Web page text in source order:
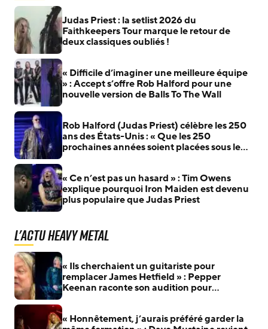
Judas Priest : la setlist 2026 du
Faithkeepers Tour marque le retour de
deux classiques oubliés !
« Difficile d’imaginer une meilleure équipe
» : Accept s’offre Rob Halford pour une
nouvelle version de Balls To The Wall
Rob Halford (Judas Priest) célèbre les 250
ans des États-Unis : « Que les 250
prochaines années soient placées sous le
« Ce n’est pas un hasard » : Tim Owens
explique pourquoi Iron Maiden est devenu
plus populaire que Judas Priest
L'actu Heavy Metal
« Ils cherchaient un guitariste pour
remplacer James Hetfield » : Pepper
Keenan raconte son audition pour
« Honnêtement, j’aurais préféré garder la